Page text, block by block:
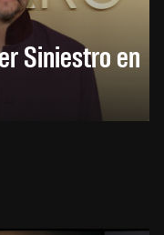
Siniestro en